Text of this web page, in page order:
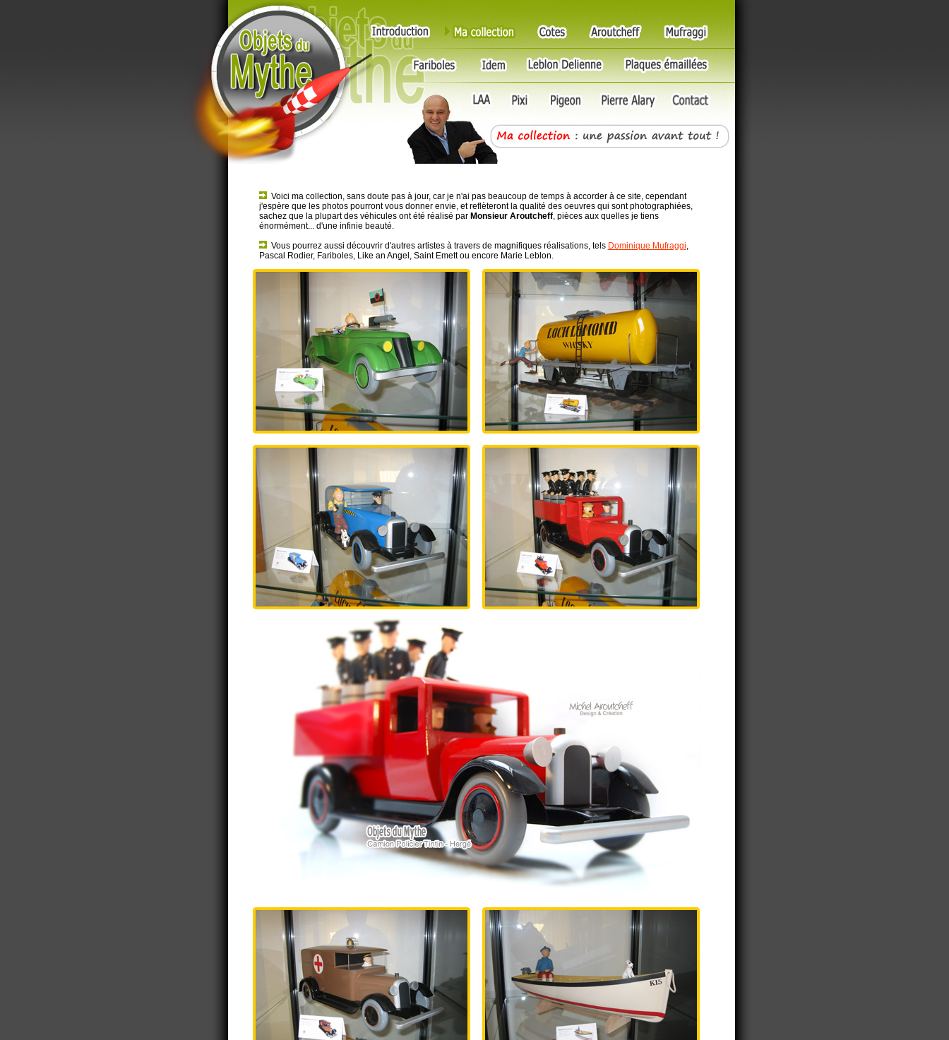
Voici ma collection, sans doute pas à jour, car je n'ai pas beaucoup de temps à accorder à ce site, cependant
j'espère que les photos pourront vous donner envie, et reflèteront la qualité des oeuvres qui sont photographiées,
sachez que la plupart des véhicules ont été réalisé par Monsieur Aroutcheff, pièces aux quelles je tiens
énormément... d'une infinie beauté.
Vous pourrez aussi découvrir d'autres artistes à travers de magnifiques réalisations, tels Dominique Mufraggi,
Pascal Rodier, Fariboles, Like an Angel, Saint Emett ou encore Marie Leblon.